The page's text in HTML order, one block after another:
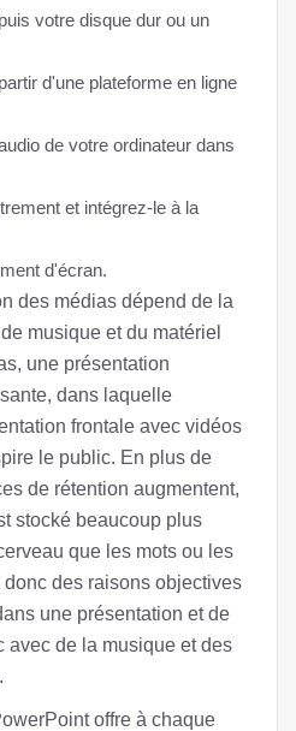
votre disque dur ou un
d'une plateforme en ligne
de votre ordinateur dans
et intégrez-le à la
d'écran.
des médias dépend de la
musique et du matériel
une présentation
dans laquelle
frontale avec vidéos
le public. En plus de
de rétention augmentent,
stocké beaucoup plus
que les mots ou les
des raisons objectives
une présentation et de
avec de la musique et des
offre à chaque